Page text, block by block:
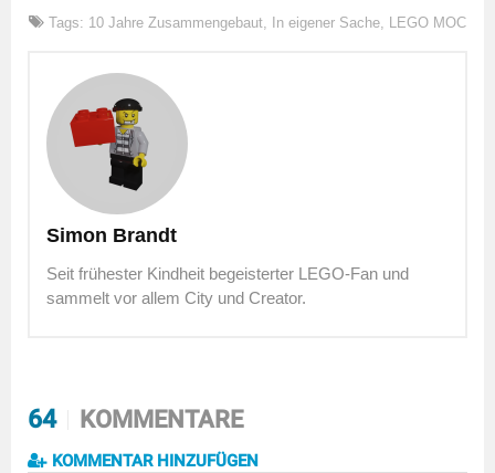
Tags: 10 Jahre Zusammengebaut, In eigener Sache, LEGO MOC
Simon Brandt
Seit frühester Kindheit begeisterter LEGO-Fan und
sammelt vor allem City und Creator.
64 KOMMENTARE
KOMMENTAR HINZUFÜGEN